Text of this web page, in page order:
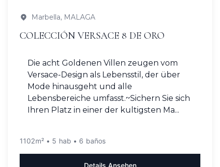
Marbella, MALAGA
COLECCIÓN VERSACE 8 DE ORO
Die acht Goldenen Villen zeugen vom
Versace-Design als Lebensstil, der über
Mode hinausgeht und alle
Lebensbereiche umfasst.~Sichern Sie sich
Ihren Platz in einer der kultigsten Ma...
1102m² • 5 hab • 6 baños
Details Ansehen